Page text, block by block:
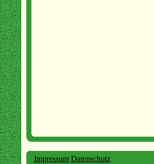
Impressum Datenschutz